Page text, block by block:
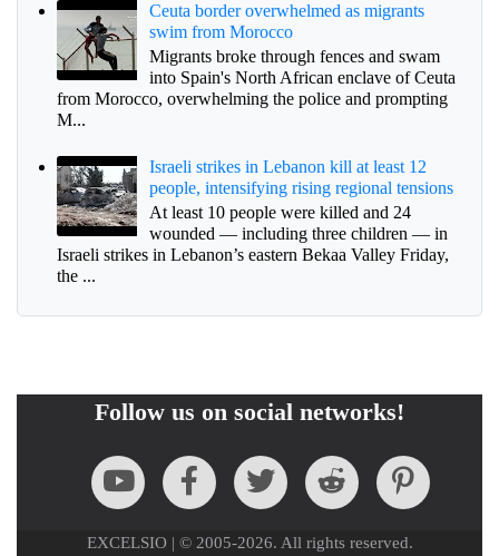
Ceuta border overwhelmed as migrants
swim from Morocco
Migrants broke through fences and swam
into Spain's North African enclave of Ceuta
from Morocco, overwhelming the police and prompting
M...
Israeli strikes in Lebanon kill at least 12
people, intensifying rising regional tensions
At least 10 people were killed and 24
wounded — including three children — in
Israeli strikes in Lebanon’s eastern Bekaa Valley Friday,
the ...
Follow us on social networks!
EXCELSIO | © 2005-2026. All rights reserved.